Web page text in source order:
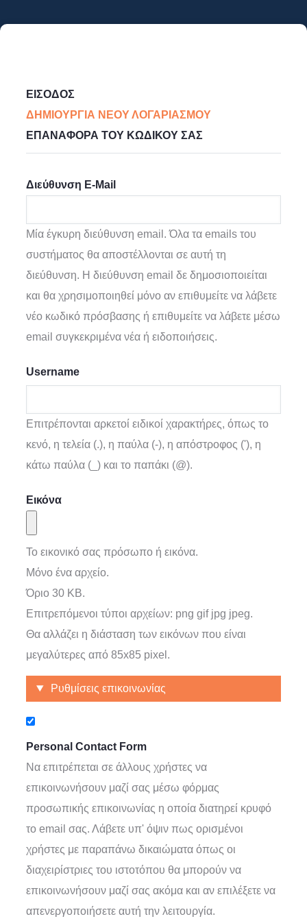
προς
περιεχόμενο
Primary
Tabs
ΕΊΣΟΔΟΣ
ΔΗΜΙΟΥΡΓΊΑ ΝΈΟΥ ΛΟΓΑΡΙΑΣΜΟΎ
ΕΠΑΝΑΦΟΡΆ ΤΟΥ ΚΩΔΙΚΟΎ ΣΑΣ
Διεύθυνση E-Mail
Μία έγκυρη διεύθυνση email. Όλα τα emails του
συστήματος θα αποστέλλονται σε αυτή τη
διεύθυνση. Η διεύθυνση email δε δημοσιοποιείται
και θα χρησιμοποιηθεί μόνο αν επιθυμείτε να λάβετε
νέο κωδικό πρόσβασης ή επιθυμείτε να λάβετε μέσω
email συγκεκριμένα νέα ή ειδοποιήσεις.
Username
Επιτρέπονται αρκετοί ειδικοί χαρακτήρες, όπως το
κενό, η τελεία (.), η παύλα (-), η απόστροφος ('), η
κάτω παύλα (_) και το παπάκι (@).
Εικόνα
Το εικονικό σας πρόσωπο ή εικόνα.
Μόνο ένα αρχείο.
Όριο 30 KB.
Επιτρεπόμενοι τύποι αρχείων: png gif jpg jpeg.
Θα αλλάζει η διάσταση των εικόνων που είναι
μεγαλύτερες από 85x85 pixel.
Απόκρυψη
Ρυθμίσεις επικοινωνίας
Personal Contact Form
Να επιτρέπεται σε άλλους χρήστες να
επικοινωνήσουν μαζί σας μέσω φόρμας
προσωπικής επικοινωνίας η οποία διατηρεί κρυφό
το email σας. Λάβετε υπ' όψιν πως ορισμένοι
χρήστες με παραπάνω δικαιώματα όπως οι
διαχειρίστριες του ιστοτόπου θα μπορούν να
επικοινωνήσουν μαζί σας ακόμα και αν επιλέξετε να
απενεργοποιήσετε αυτή την λειτουργία.